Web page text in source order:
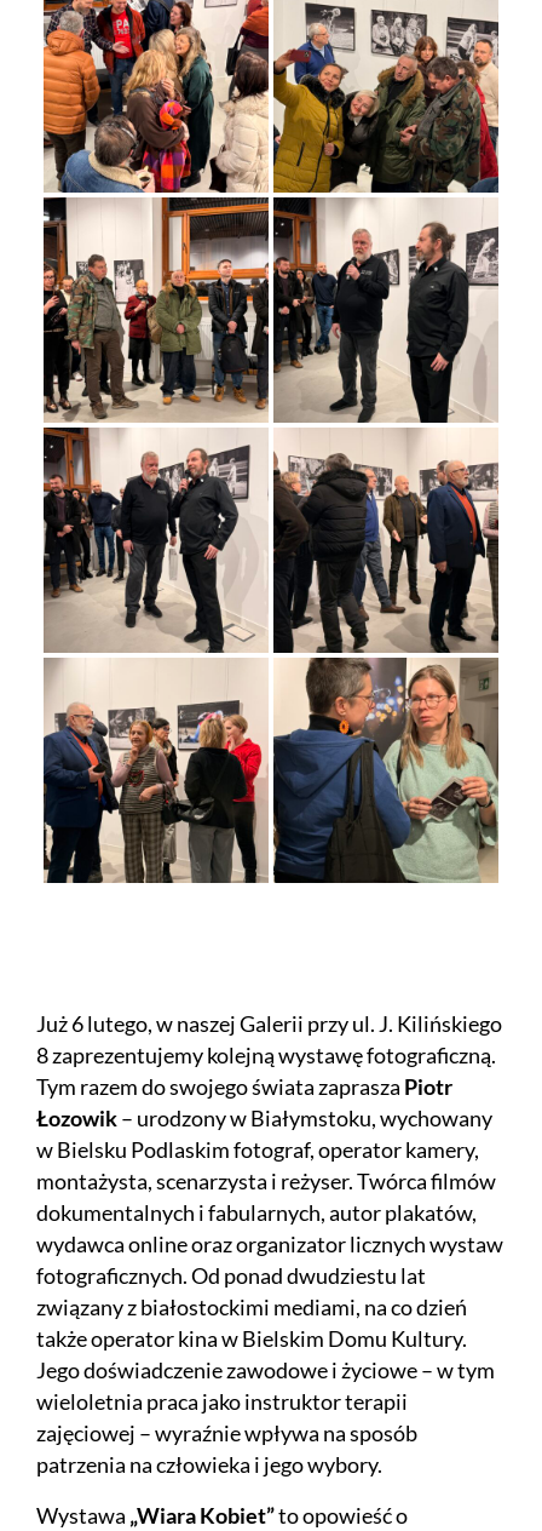
Już 6 lutego, w naszej Galerii przy ul. J. Kilińskiego
8 zaprezentujemy kolejną wystawę fotograficzną.
Tym razem do swojego świata zaprasza Piotr
Łozowik– urodzony w Białymstoku, wychowany
w Bielsku Podlaskim fotograf, operator kamery,
montażysta, scenarzysta i reżyser. Twórca filmów
dokumentalnych i fabularnych, autor plakatów,
wydawca online oraz organizator licznych wystaw
fotograficznych. Od ponad dwudziestu lat
związany z białostockimi mediami, na co dzień
także operator kina w Bielskim Domu Kultury.
Jego doświadczenie zawodowe i życiowe – w tym
wieloletnia praca jako instruktor terapii
zajęciowej – wyraźnie wpływa na sposób
patrzenia na człowieka i jego wybory.
Wystawa „Wiara Kobiet”to opowieść o